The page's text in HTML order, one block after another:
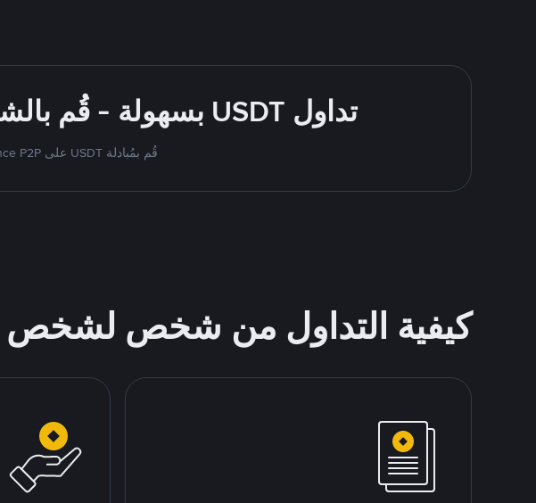
تداول USDT بسهولة - قُم بالشراء والبيع باستخدام طرقك المُفضّلة للدفع
قُم بمُبادلة USDT على Binance P2P. اعثر على أفضل العروض أدناه لشراء وبيع Tether
كيفية التداول من شخص لشخص